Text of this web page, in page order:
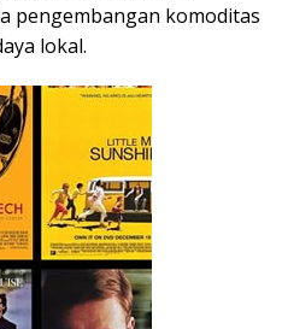
pengembangan komoditas
lokal.